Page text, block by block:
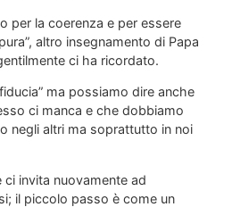
per la coerenza e per essere
altro insegnamento di Papa
ci ha ricordato.
ma possiamo dire anche
ci manca e che dobbiamo
negli altri ma soprattutto in noi
ci invita nuovamente ad
il piccolo passo è come un